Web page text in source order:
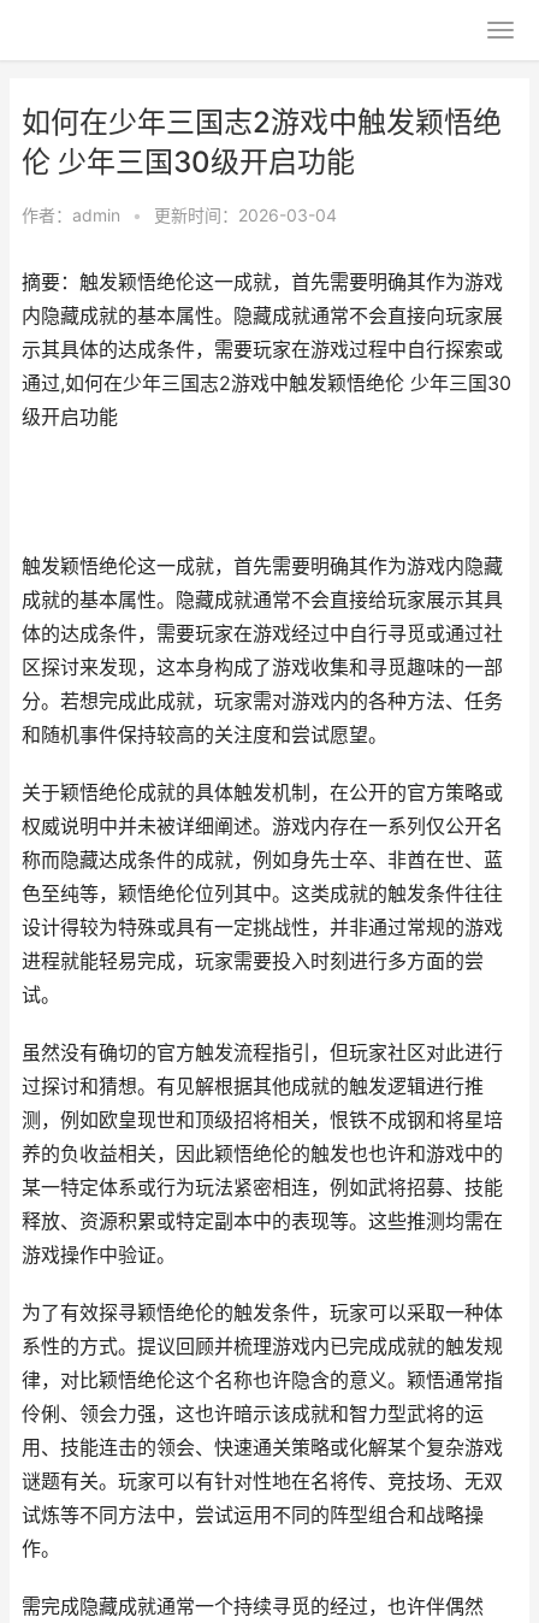
如何在少年三国志2游戏中触发颖悟绝
伦 少年三国30级开启功能
作者： admin • 更新时间：2026-03-04
摘要：触发颖悟绝伦这一成就，首先需要明确其作为游戏
内隐藏成就的基本属性。隐藏成就通常不会直接向玩家展
示其具体的达成条件，需要玩家在游戏过程中自行探索或
通过,如何在少年三国志2游戏中触发颖悟绝伦 少年三国30
级开启功能
触发颖悟绝伦这一成就，首先需要明确其作为游戏内隐藏
成就的基本属性。隐藏成就通常不会直接给玩家展示其具
体的达成条件，需要玩家在游戏经过中自行寻觅或通过社
区探讨来发现，这本身构成了游戏收集和寻觅趣味的一部
分。若想完成此成就，玩家需对游戏内的各种方法、任务
和随机事件保持较高的关注度和尝试愿望。
关于颖悟绝伦成就的具体触发机制，在公开的官方策略或
权威说明中并未被详细阐述。游戏内存在一系列仅公开名
称而隐藏达成条件的成就，例如身先士卒、非酋在世、蓝
色至纯等，颖悟绝伦位列其中。这类成就的触发条件往往
设计得较为特殊或具有一定挑战性，并非通过常规的游戏
进程就能轻易完成，玩家需要投入时刻进行多方面的尝
试。
虽然没有确切的官方触发流程指引，但玩家社区对此进行
过探讨和猜想。有见解根据其他成就的触发逻辑进行推
测，例如欧皇现世和顶级招将相关，恨铁不成钢和将星培
养的负收益相关，因此颖悟绝伦的触发也也许和游戏中的
某一特定体系或行为玩法紧密相连，例如武将招募、技能
释放、资源积累或特定副本中的表现等。这些推测均需在
游戏操作中验证。
为了有效探寻颖悟绝伦的触发条件，玩家可以采取一种体
系性的方式。提议回顾并梳理游戏内已完成成就的触发规
律，对比颖悟绝伦这个名称也许隐含的意义。颖悟通常指
伶俐、领会力强，这也许暗示该成就和智力型武将的运
用、技能连击的领会、快速通关策略或化解某个复杂游戏
谜题有关。玩家可以有针对性地在名将传、竞技场、无双
试炼等不同方法中，尝试运用不同的阵型组合和战略操
作。
需完成隐藏成就通常一个持续寻觅的经过，也许伴偶然